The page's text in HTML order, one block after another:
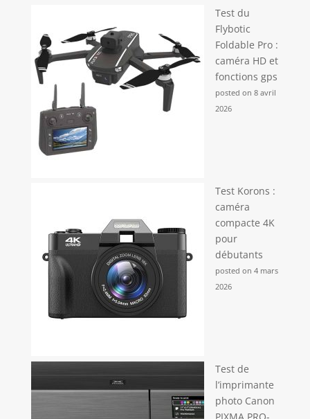
Test du
Flybotic
Foldable Pro :
caméra HD et
fonctions gps
posted on 8 avril
2026
Test Korons :
caméra
compacte 4K
pour
débutants
posted on 4 mars
2026
Test de
l’imprimante
photo Canon